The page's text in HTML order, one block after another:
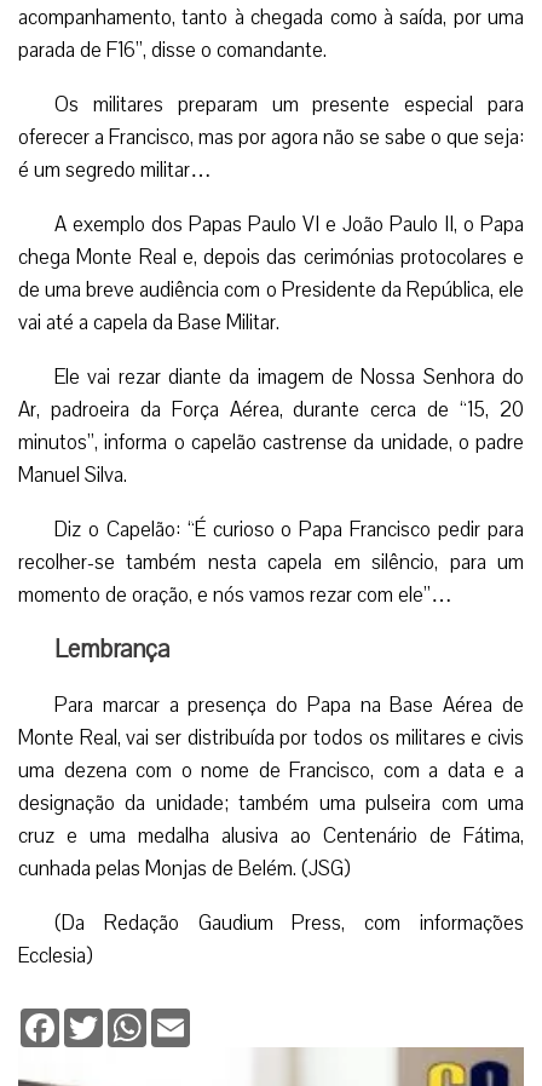
acompanhamento, tanto à chegada como à saída, por uma
parada de F16”, disse o comandante.
Os militares preparam um presente especial para
oferecer a Francisco, mas por agora não se sabe o que seja:
é um segredo militar…
A exemplo dos Papas Paulo VI e João Paulo II, o Papa
chega Monte Real e, depois das cerimónias protocolares e
de uma breve audiência com o Presidente da República, ele
vai até a capela da Base Militar.
Ele vai rezar diante da imagem de Nossa Senhora do
Ar, padroeira da Força Aérea, durante cerca de “15, 20
minutos”, informa o capelão castrense da unidade, o padre
Manuel Silva.
Diz o Capelão: “É curioso o Papa Francisco pedir para
recolher-se também nesta capela em silêncio, para um
momento de oração, e nós vamos rezar com ele”…
Lembrança
Para marcar a presença do Papa na Base Aérea de
Monte Real, vai ser distribuída por todos os militares e civis
uma dezena com o nome de Francisco, com a data e a
designação da unidade; também uma pulseira com uma
cruz e uma medalha alusiva ao Centenário de Fátima,
cunhada pelas Monjas de Belém. (JSG)
(Da Redação Gaudium Press, com informações
Ecclesia)
Facebook
TwitterWhatsApp